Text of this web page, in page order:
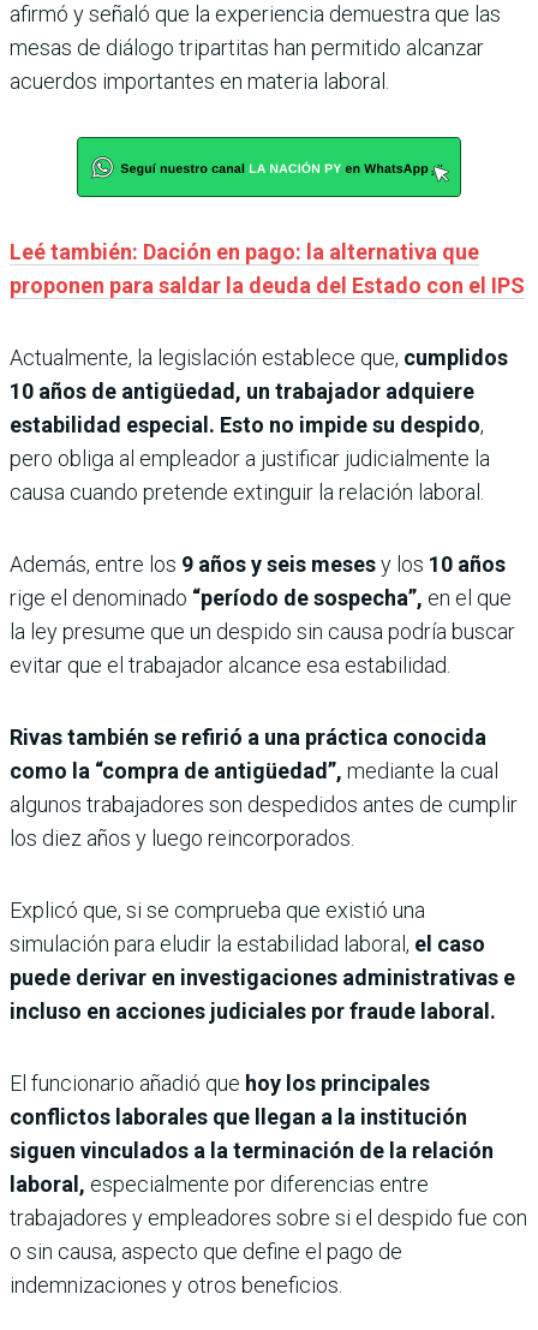
afirmó y señaló que la experiencia demuestra que las
mesas de diálogo tripartitas han permitido alcanzar
acuerdos importantes en materia laboral.
Leé también: Dación en pago: la alternativa que
proponen para saldar la deuda del Estado con el IPS
Actualmente, la legislación establece que, cumplidos
10 años de antigüedad, un trabajador adquiere
estabilidad especial. Esto no impide su despido,
pero obliga al empleador a justificar judicialmente la
causa cuando pretende extinguir la relación laboral.
Además, entre los 9 años y seis mesesy los 10 años
rige el denominado “período de sospecha”, en el que
la ley presume que un despido sin causa podría buscar
evitar que el trabajador alcance esa estabilidad.
Rivas también se refirió a una práctica conocida
como la “compra de antigüedad”, mediante la cual
algunos trabajadores son despedidos antes de cumplir
los diez años y luego reincorporados.
Explicó que, si se comprueba que existió una
simulación para eludir la estabilidad laboral, el caso
puede derivar en investigaciones administrativas e
incluso en acciones judiciales por fraude laboral.
El funcionario añadió que hoy los principales
conflictos laborales que llegan a la institución
siguen vinculados a la terminación de la relación
laboral, especialmente por diferencias entre
trabajadores y empleadores sobre si el despido fue con
o sin causa, aspecto que define el pago de
indemnizaciones y otros beneficios.